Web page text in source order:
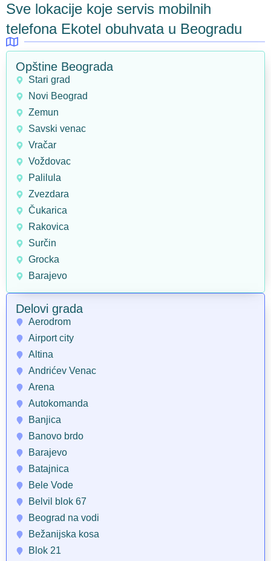
Sve lokacije koje servis mobilnih
telefona Ekotel obuhvata u Beogradu
Opštine Beograda
Stari grad
Novi Beograd
Zemun
Savski venac
Vračar
Voždovac
Palilula
Zvezdara
Čukarica
Rakovica
Surčin
Grocka
Barajevo
Delovi grada
Aerodrom
Airport city
Altina
Andrićev Venac
Arena
Autokomanda
Banjica
Banovo brdo
Barajevo
Batajnica
Bele Vode
Belvil blok 67
Beograd na vodi
Bežanijska kosa
Blok 21